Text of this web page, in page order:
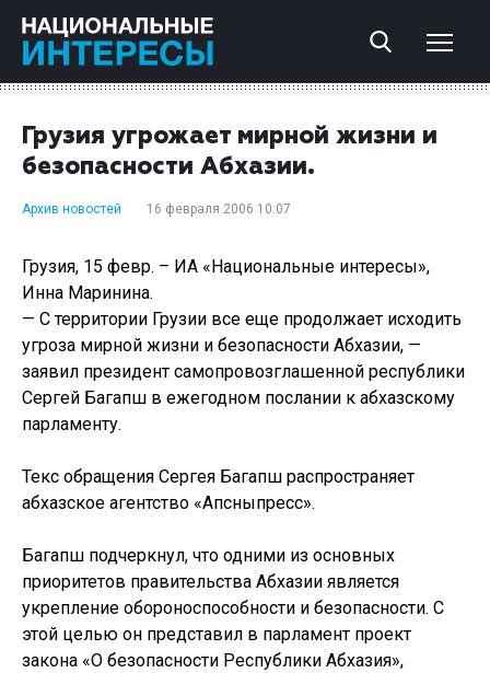
Грузия угрожает мирной жизни и
безопасности Абхазии.
Архив новостей 16 февраля 2006 10:07
Грузия, 15 февр. – ИА «Национальные интересы»,
Инна Маринина.
— С территории Грузии все еще продолжает исходить
угроза мирной жизни и безопасности Абхазии, —
заявил президент самопровозглашенной республики
Сергей Багапш в ежегодном послании к абхазскому
парламенту.
Текс обращения Сергея Багапш распространяет
абхазское агентство «Апсныпресс».
Багапш подчеркнул, что одними из основных
приоритетов правительства Абхазии является
укрепление обороноспособности и безопасности. С
этой целью он представил в парламент проект
закона «О безопасности Республики Абхазия»,